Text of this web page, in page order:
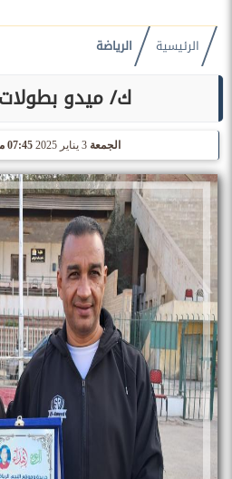
الرئيسية الرياضة
ك/ ميدو بطولات
الجمعة 07:45 مـ